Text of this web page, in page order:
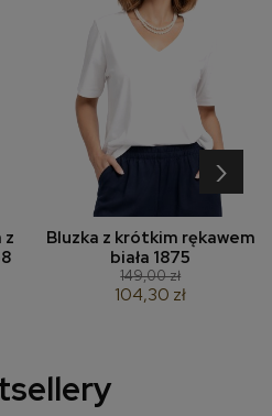
z
Bluzka z krótkim rękawem
biała 1875
149,00 zł
104,30 zł
›